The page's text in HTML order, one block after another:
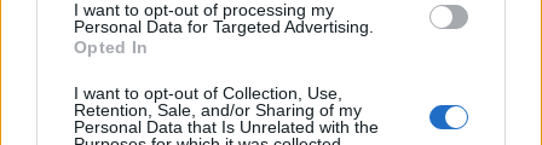
I want to opt-out of processing my
Personal Data for Targeted Advertising.
Opted In
I want to opt-out of Collection, Use,
Retention, Sale, and/or Sharing of my
Personal Data that Is Unrelated with the
valamennyit a forint, miközben megmaradtak a piaci
aggodalmak A forint a péntek kora esti kereskedésre
jórészt ledolgozta a délelőtt elszenvedett komolyabb
esését, az euró jegyzése 385 közelébe...